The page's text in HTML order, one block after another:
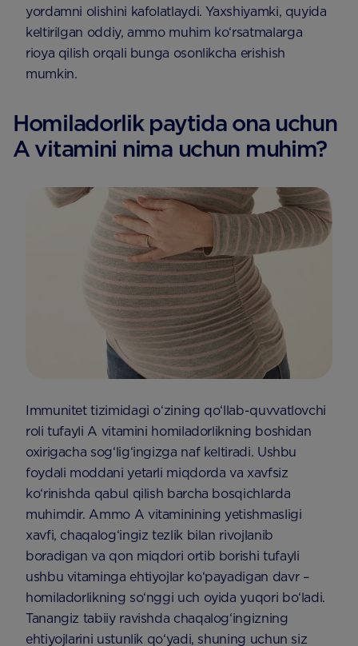
yordamni olishini kafolatlaydi. Yaxshiyamki, quyida
keltirilgan oddiy, ammo muhim ko‘rsatmalarga
rioya qilish orqali bunga osonlikcha erishish
mumkin.
Homiladorlik paytida ona uchun
A vitamini nima uchun muhim?
Immunitet tizimidagi o‘zining qo‘llab-quvvatlovchi
roli tufayli A vitamini homiladorlikning boshidan
oxirigacha sog‘lig‘ingizga naf keltiradi. Ushbu
foydali moddani yetarli miqdorda va xavfsiz
ko‘rinishda qabul qilish barcha bosqichlarda
muhimdir. Ammo A vitaminining yetishmasligi
xavfi, chaqalog‘ingiz tezlik bilan rivojlanib
boradigan va qon miqdori ortib borishi tufayli
ushbu vitaminga ehtiyojlar ko‘payadigan davr –
homiladorlikning so‘nggi uch oyida yuqori bo‘ladi.
Tanangiz tabiiy ravishda chaqalog‘ingizning
ehtiyojlarini ustunlik qo‘yadi, shuning uchun siz